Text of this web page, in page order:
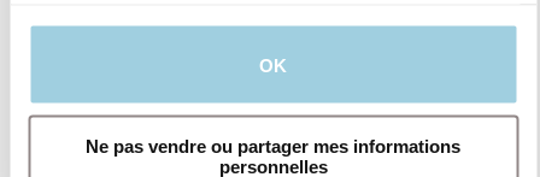
OK
Ne pas vendre ou partager mes informations
personnelles